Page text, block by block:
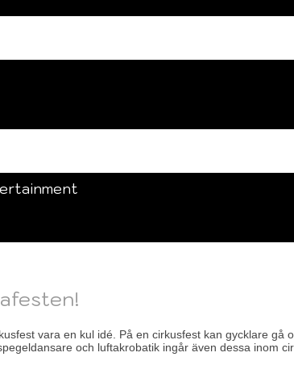
vara en kul idé. På en cirkusfest kan gycklare gå
och luftakrobatik ingår även dessa inom